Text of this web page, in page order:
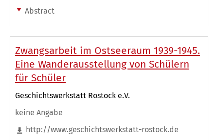
Abstract
Zwangsarbeit im Ostseeraum 1939-1945.
Eine Wanderausstellung von Schülern
für Schüler
Geschichtswerkstatt Rostock e.V.
keine Angabe
http://www.geschichtswerkstatt-rostock.de